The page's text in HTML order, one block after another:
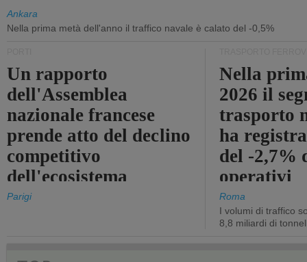
Ankara
Nella prima metà dell'anno il traffico navale è calato del -0,5%
Un rapporto
dell'Assemblea
nazionale francese
prende atto del declino
competitivo
dell'ecosistema
portuale statale
Parigi
Nella
2026 il
trasporto
ha
del -2,7%
operativi
Roma
I volumi di traffico
8,8 miliardi di